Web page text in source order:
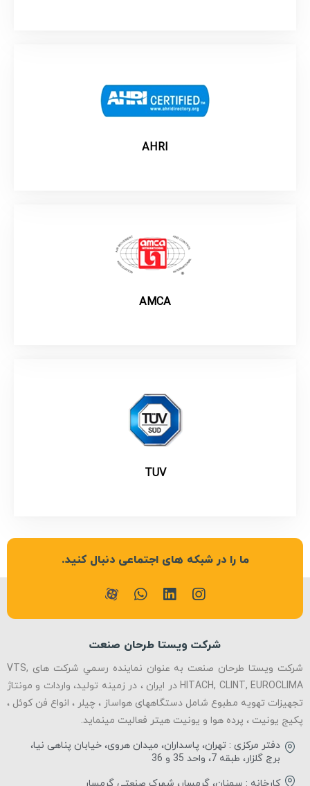
AHRI
AMCA
TUV
ما را در شبکه های اجتماعی دنبال کنید.
شرکت ویستا طرحان صنعت
شرکت ویستا طرحان صنعت به عنوان نماينده رسمي شرکت های VTS,
HITACH, CLINT, EUROCLIMA در ایران ، در زمینه تولید، واردات و مونتاژ
تجهیزات تهویه مطبوع شامل دستگاههای هواساز ، چیلر ، انواع فن کوئل ،
پکیج یونیت ، پرده هوا و یونیت هیتر فعالیت مینماید.
دفتر مرکزی : تهران، پاسداران، میدان هروی، خیابان پناهی نیا،
برج گلزار، طبقه 7، واحد 35 و 36
کارخانه : سمنان، گرمسار، شهرک صنعتی گرمسار